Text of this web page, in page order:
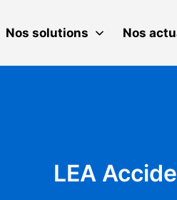
Nos solutions Nos
LEA